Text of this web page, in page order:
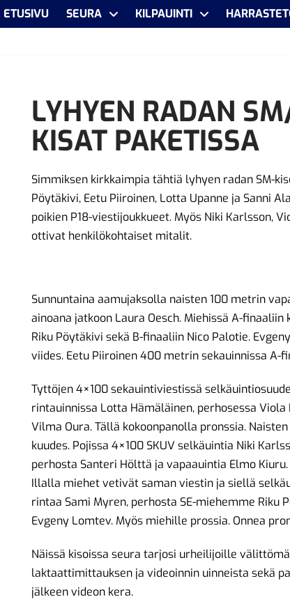
ETUSIVU SEURA KILPAUINTI
LYHYEN RADAN
KISAT PAKETISSA
Simmiksen kirkkaimpia tähtiä lyhyen radan SM-
Pöytäkivi, Eetu Piiroinen, Lotta Upanne ja Sanni
poikien P18-viestijoukkueet. Myös Niki Karlsson,
ottivat henkilökohtaiset mitalit.
Sunnuntaina aamujaksolla naisten 100 metrin
ainoana jatkoon Laura Oesch. Miehissä A-
Riku Pöytäkivi sekä B-finaaliin Nico Palotie.
viides. Eetu Piiroinen 400 metrin sekauinnissa A-
Tyttöjen 4×100 sekauintiviestissä
rintauinnissa Lotta Hämäläinen, perhosessa
Vilma Oura. Tällä kokoonpanolla pronssia.
kuudes. Pojissa 4×100 SKUV selkäuintia Niki
perhosta Santeri Hölttä ja vapaauintia Elmo
Illalla miehet vetivät saman viestin ja siellä
rintaa Sami Myren, perhosta SE-miehemme Riku
Evgeny Lomtev. Myös miehille prossia. Onnea
Näissä kisoissa seura tarjosi urheilijoille
laktaattimittauksen ja videoinnin uinneista sekä
jälkeen videon kera.